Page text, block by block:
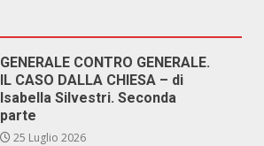
GENERALE CONTRO GENERALE.
IL CASO DALLA CHIESA – di
Isabella Silvestri. Seconda
parte
25 Luglio 2026